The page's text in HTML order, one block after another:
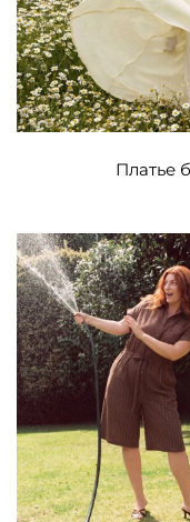
Платье